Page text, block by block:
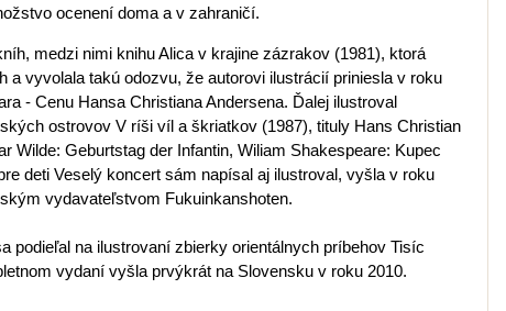
ocenení doma a v zahraničí.
medzi nimi knihu Alica v krajine zázrakov (1981), ktorá
a vyvolala takú odozvu, že autorovi ilustrácií priniesla v roku
- Cenu Hansa Christiana Andersena. Ďalej ilustroval
ostrovov V ríši víl a škriatkov (1987), tituly Hans Christian
Wilde: Geburtstag der Infantin, Wiliam Shakespeare: Kupec
deti Veselý koncert sám napísal aj ilustroval, vyšla v roku
vydavateľstvom Fukuinkanshoten.
podieľal na ilustrovaní zbierky orientálnych príbehov Tisíc
vydaní vyšla prvýkrát na Slovensku v roku 2010.